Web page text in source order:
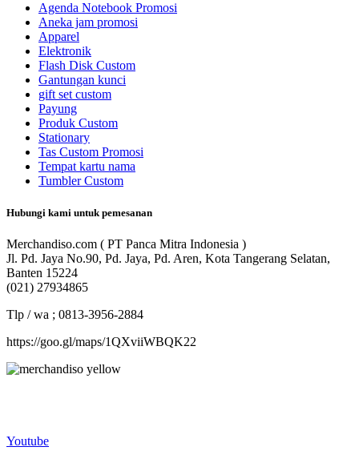
Agenda Notebook Promosi
Aneka jam promosi
Apparel
Elektronik
Flash Disk Custom
Gantungan kunci
gift set custom
Payung
Produk Custom
Stationary
Tas Custom Promosi
Tempat kartu nama
Tumbler Custom
Hubungi kami untuk pemesanan
Merchandiso.com ( PT Panca Mitra Indonesia )
Jl. Pd. Jaya No.90, Pd. Jaya, Pd. Aren, Kota Tangerang Selatan,
Banten 15224
(021) 27934865
Tlp / wa ; 0813-3956-2884
https://goo.gl/maps/1QXviiWBQK22
Youtube